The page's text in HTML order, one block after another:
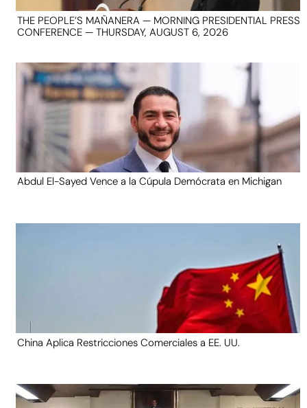
THE PEOPLE’S MAÑANERA — MORNING PRESIDENTIAL PRESS
CONFERENCE — THURSDAY, AUGUST 6, 2026
Abdul El-Sayed Vence a la Cúpula Demócrata en Michigan
China Aplica Restricciones Comerciales a EE. UU.